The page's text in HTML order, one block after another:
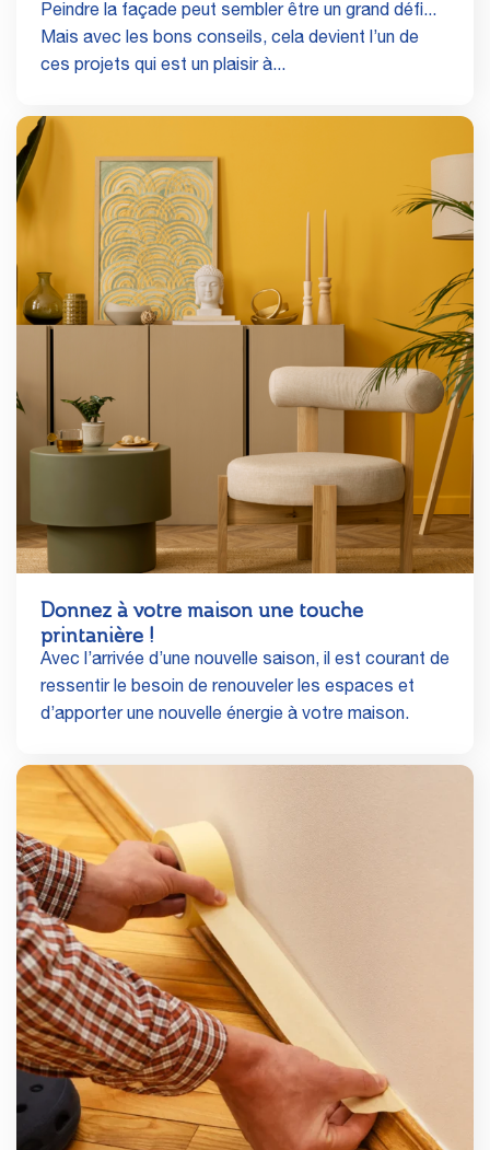
Peindre la façade peut sembler être un grand défi...
Mais avec les bons conseils, cela devient l’un de
ces projets qui est un plaisir à...
Donnez à votre maison une touche
printanière !
Avec l’arrivée d’une nouvelle saison, il est courant de
ressentir le besoin de renouveler les espaces et
d’apporter une nouvelle énergie à votre maison.